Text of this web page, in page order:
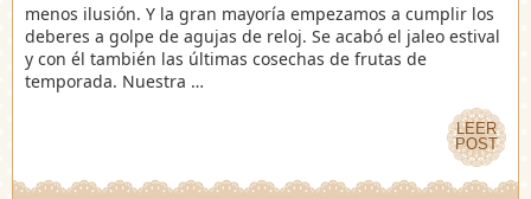
menos ilusión. Y la gran mayoría empezamos a cumplir los
deberes a golpe de agujas de reloj. Se acabó el jaleo estival
y con él también las últimas cosechas de frutas de
temporada. Nuestra …
LEER
POST
LEER
POST